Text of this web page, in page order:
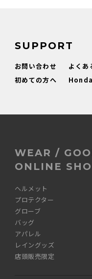
SUPPORT
お問い合わせ よくあ
初めての方へ
WEAR /
ONLINE
ヘルメット
プロテクター
グローブ
バッグ
アパレル
レイングッズ
店頭販売限定